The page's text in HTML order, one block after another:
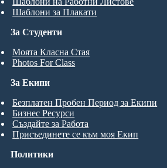
За Студенти
Моята Класна Стая
Photos For Class
Шаблони за Плакати
За Екипи
Безплатен Пробен Период за Екипи
Бизнес Ресурси
Създайте за Работа
Присъединете се към моя Екип
Политики